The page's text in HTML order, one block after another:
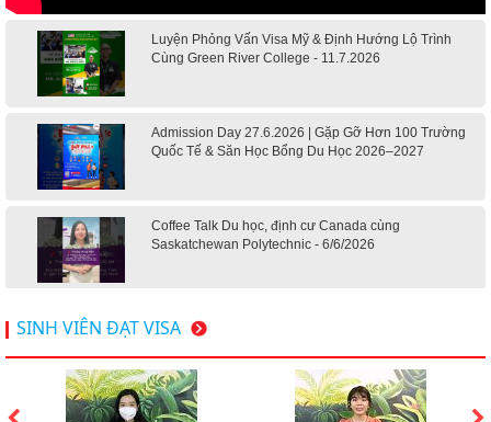
Luyện Phỏng Vấn Visa Mỹ & Định Hướng Lộ Trình
Cùng Green River College - 11.7.2026
Admission Day 27.6.2026 | Gặp Gỡ Hơn 100 Trường
Quốc Tế & Săn Học Bổng Du Học 2026–2027
Coffee Talk Du học, định cư Canada cùng
Saskatchewan Polytechnic - 6/6/2026
Hội thảo du học Mỹ 18.4.2026 - Đại học Mỹ học phí
dưới 20k/ năm
Du học Mỹ 2026 - Lấy bằng cử nhân lúc 20 tuổi cùng
SINH VIÊN ĐẠT VISA